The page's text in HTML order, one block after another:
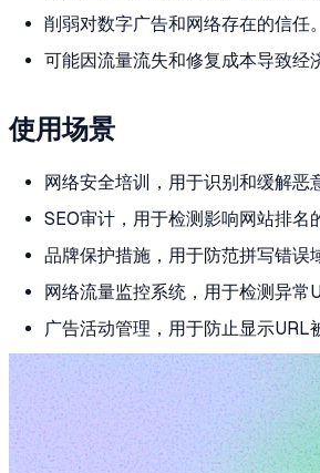
削弱对数字广告和网络存在的信任。
可能因流量流失和修复成本导致经
使用场景
网络安全培训，用于识别和缓解恶
SEO审计，用于检测影响网站排名
品牌保护措施，用于防范拼写错误
网络流量监控系统，用于检测异常
广告活动管理，用于防止显示URL